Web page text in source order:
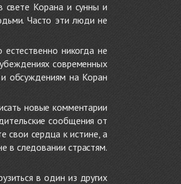
свете Корана и сунны и
Часто эти люди не
никогда не
современных
обсуждениям на Коран
новые комментарии
сообщения от
свои сердца к истине, а
в следовании страстям.
в один из других